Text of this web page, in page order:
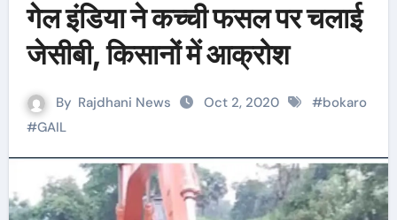
गेल इंडिया ने कच्ची फसल पर चलाई
जेसीबी, किसानों में आक्रोश
By Rajdhani News Oct 2, 2020 #bokaro
#GAIL